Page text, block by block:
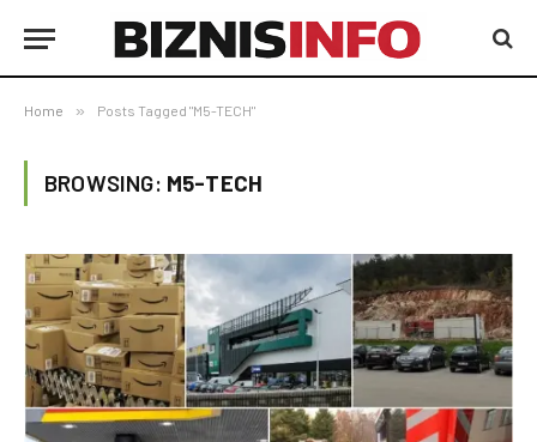
Home » Posts Tagged "M5-TECH"
BROWSING: M5-TECH